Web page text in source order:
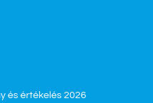
és értékelés 2026